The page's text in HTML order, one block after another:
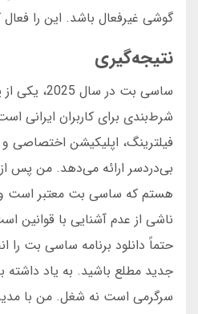
گوشی غیرفعال باشد. این را فعال
نتیجه‌گیری
ساسی بت در
شرط‌بندی برای کاربران ایرانی
فیلترینگ، اپلیکیشن اختصاصی
هستم که ساسی بت معتبر است
ناشی از عدم آشنایی با قوانین
حتماً دانلود برنامه ساسی بت را
جدید مطلع باشید. به یاد
سرگرمی است نه شغل. من با